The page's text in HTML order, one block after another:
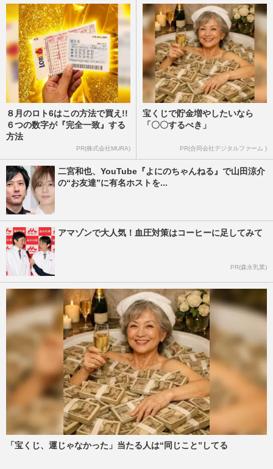
８月のロト6はこの方法で買え!!
６つの数字が『完全一致』する
方法
PR(株式会社MURA)
宝くじで貯金増やしたいなら
「〇〇するべき」
PR(合同会社デジタルファーム )
二宮和也、YouTube『よにのちゃんねる』で山田涼介
の“お友達”に有名ホストを...
アマゾンで大人気！血圧対策はコーヒーに足してみて
PR(森永乳業)
「宝くじ、運じゃなかった」当たる人は“同じこと”してる